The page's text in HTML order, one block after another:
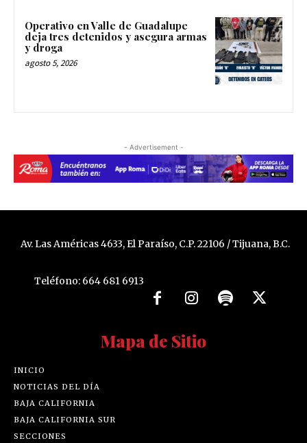
Operativo en Valle de Guadalupe
deja tres detenidos y asegura armas
y droga
agosto 5, 2026
- Advertisement -
Av. Las Américas 4633, El Paraíso, C.P. 22106 / Tijuana, B.C.
Teléfono: 664 681 6913
Mapa de Sitio
INICIO
NOTICIAS DEL DÍA
BAJA CALIFORNIA
BAJA CALIFORNIA SUR
SECCIONES